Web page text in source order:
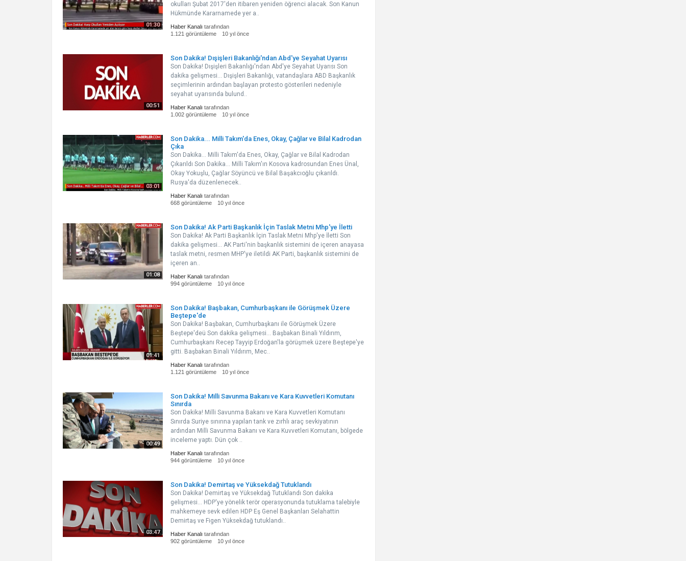
01:30
okulları Şubat 2017'den itibaren yeniden öğrenci alacak. Son Kanun
Hükmünde Kararnamede yer a..
Haber Kanalı tarafından
1.121 görüntüleme
10 yıl önce
00:51
Son Dakika! Dışişleri Bakanlığı'ndan Abd'ye Seyahat Uyarısı
Son Dakika! Dışişleri Bakanlığı'ndan Abd'ye Seyahat Uyarısı Son
dakika gelişmesi... Dışişleri Bakanlığı, vatandaşlara ABD Başkanlık
seçimlerinin ardından başlayan protesto gösterileri nedeniyle
seyahat uyarısında bulund..
Haber Kanalı tarafından
1.002 görüntüleme
10 yıl önce
03:01
Son Dakika... Milli Takım'da Enes, Okay, Çağlar ve Bilal Kadrodan
Çıka
Son Dakika... Milli Takım'da Enes, Okay, Çağlar ve Bilal Kadrodan
Çıkarıldı Son Dakika... Milli Takım'ın Kosova kadrosundan Enes Ünal,
Okay Yokuşlu, Çağlar Söyüncü ve Bilal Başakcıoğlu çıkarıldı.
Rusya'da düzenlenecek..
Haber Kanalı tarafından
668 görüntüleme
10 yıl önce
01:08
Son Dakika! Ak Parti Başkanlık İçin Taslak Metni Mhp'ye İletti
Son Dakika! Ak Parti Başkanlık İçin Taslak Metni Mhp'ye İletti Son
dakika gelişmesi... AK Parti'nin başkanlık sistemini de içeren anayasa
taslak metni, resmen MHP'ye iletildi AK Parti, başkanlık sistemini de
içeren an..
Haber Kanalı tarafından
994 görüntüleme
10 yıl önce
01:41
Son Dakika! Başbakan, Cumhurbaşkanı ile Görüşmek Üzere
Beştepe'de
Son Dakika! Başbakan, Cumhurbaşkanı ile Görüşmek Üzere
Beştepe'deü Son dakika gelişmesi... Başbakan Binali Yıldırım,
Cumhurbaşkanı Recep Tayyip Erdoğan'la görüşmek üzere Beştepe'ye
gitti. Başbakan Binali Yıldırım, Mec..
Haber Kanalı tarafından
1.121 görüntüleme
10 yıl önce
00:49
Son Dakika! Milli Savunma Bakanı ve Kara Kuvvetleri Komutanı
Sınırda
Son Dakika! Milli Savunma Bakanı ve Kara Kuvvetleri Komutanı
Sınırda Suriye sınırına yapılan tank ve zırhlı araç sevkiyatının
ardından Milli Savunma Bakanı ve Kara Kuvvetleri Komutanı, bölgede
inceleme yaptı. Dün çok ..
Haber Kanalı tarafından
944 görüntüleme
10 yıl önce
03:47
Son Dakika! Demirtaş ve Yüksekdağ Tutuklandı
Son Dakika! Demirtaş ve Yüksekdağ Tutuklandı Son dakika
gelişmesi... HDP'ye yönelik terör operasyonunda tutuklama talebiyle
mahkemeye sevk edilen HDP Eş Genel Başkanları Selahattin
Demirtaş ve Figen Yüksekdağ tutuklandı..
Haber Kanalı tarafından
902 görüntüleme
10 yıl önce